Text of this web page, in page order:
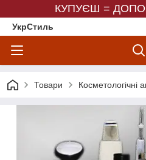
КУПУЄШ =
УкрСтиль
Товари Косметологічні